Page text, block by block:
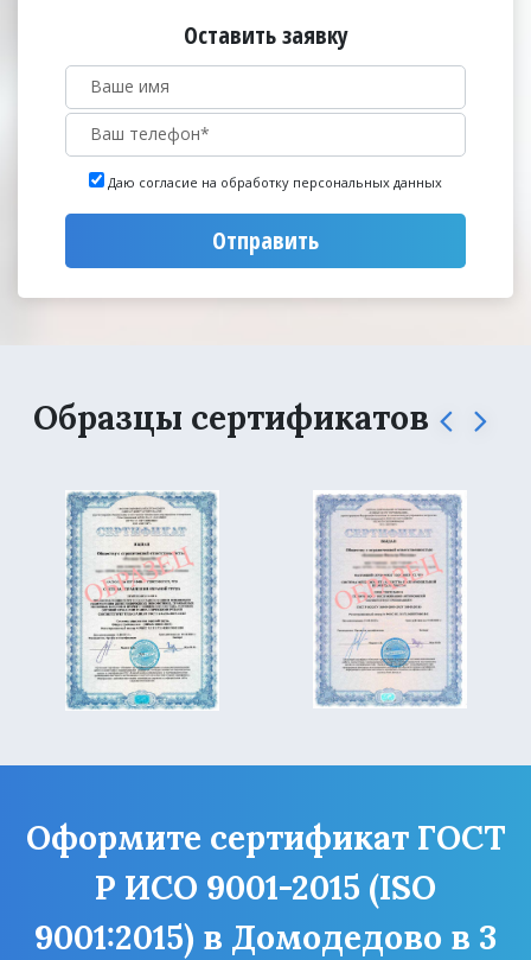
Оставить заявку
Даю согласие на обработку персональных данных
Отправить
Образцы сертификатов
Оформите сертификат ГОСТ
Р ИСО 9001-2015 (ISO
9001:2015) в Домодедово в 3